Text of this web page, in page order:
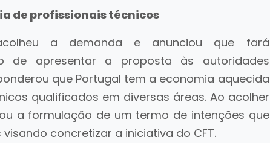
de profissionais técnicos
a demanda e anunciou que fará
de apresentar a proposta às autoridades
que Portugal tem a economia aquecida
qualificados em diversas áreas. Ao acolher
a formulação de um termo de intenções que
concretizar a iniciativa do CFT.